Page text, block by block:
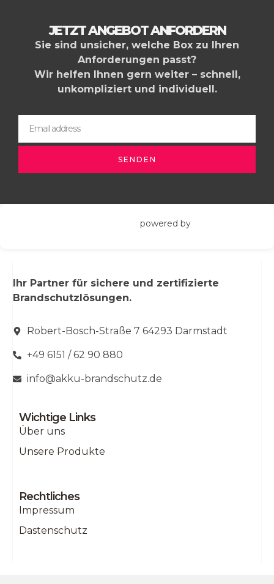
JETZT ANGEBOT ANFORDERN
Sie sind unsicher, welche Box zu Ihren
Anforderungen passt?
Wir helfen Ihnen gern weiter – schnell,
unkompliziert und individuell.
SENDEN
powered by
Ihr Partner für sichere und zertifizierte
Brandschutzlösungen.
Robert-Bosch-Straße 7 64293 Darmstadt
+49 6151 / 62 90 880
info@akku-brandschutz.de
Wichtige Links
Über uns
Unsere Produkte
Rechtliches
Impressum
Dastenschutz